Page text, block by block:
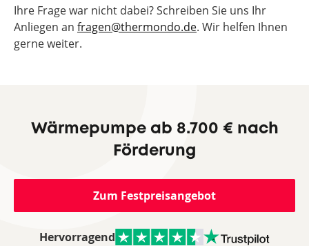
Ihre Frage war nicht dabei? Schreiben Sie uns Ihr
Anliegen an fragen@thermondo.de. Wir helfen Ihnen
gerne weiter.
Wärmepumpe ab 8.700 € nach
Förderung
Zum Festpreisangebot
Hervorragend